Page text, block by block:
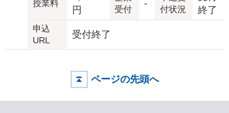
授業料
円
受付
-
付状況
終了
申込
URL
受付終了
ページの先頭へ